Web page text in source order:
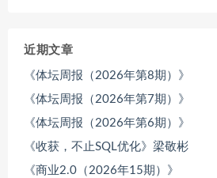
近期文章
《体坛周报（2026年第8期）》
《体坛周报（2026年第7期）》
《体坛周报（2026年第6期）》
《收获，不止SQL优化》梁敬彬
《商业2.0（2026年15期）》